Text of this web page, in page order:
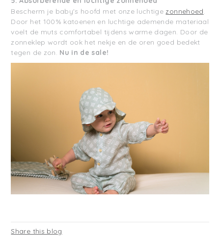
Bescherm je baby's hoofd met onze luchtigezonnehoed.
Door het 100% katoenen en luchtige ademende materiaal
voelt de muts comfortabel tijdens warme dagen. Door de
zonneklep wordt ook het nekje en de oren goed bedekt
tegen de zon. Nu in de sale!
Share this blog